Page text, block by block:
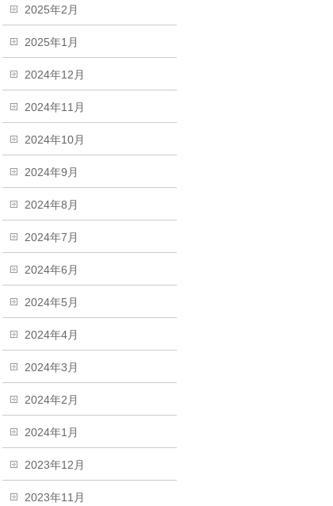
2025年2月
2025年1月
2024年12月
2024年11月
2024年10月
2024年9月
2024年8月
2024年7月
2024年6月
2024年5月
2024年4月
2024年3月
2024年2月
2024年1月
2023年12月
2023年11月